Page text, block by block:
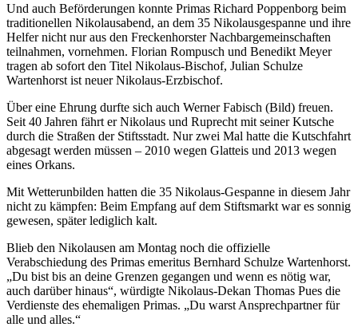
Und auch Beförderungen konnte Primas Richard Poppenborg beim
traditionellen Nikolausabend, an dem 35 Nikolausgespanne und ihre
Helfer nicht nur aus den Freckenhorster Nachbargemeinschaften
teilnahmen, vornehmen. Florian Rompusch und Benedikt Meyer
tragen ab sofort den Titel Nikolaus-Bischof, Julian Schulze
Wartenhorst ist neuer Nikolaus-Erzbischof.
Über eine Ehrung durfte sich auch Werner Fabisch (Bild) freuen.
Seit 40 Jahren fährt er Nikolaus und Ruprecht mit seiner Kutsche
durch die Straßen der Stiftsstadt. Nur zwei Mal hatte die Kutschfahrt
abgesagt werden müssen – 2010 wegen Glatteis und 2013 wegen
eines Orkans.
Mit Wetterunbilden hatten die 35 Nikolaus-Gespanne in diesem Jahr
nicht zu kämpfen: Beim Empfang auf dem Stiftsmarkt war es sonnig
gewesen, später lediglich kalt.
Blieb den Nikolausen am Montag noch die offizielle
Verabschiedung des Primas emeritus Bernhard Schulze Wartenhorst.
„Du bist bis an deine Grenzen gegangen und wenn es nötig war,
auch darüber hinaus“, würdigte Nikolaus-Dekan Thomas Pues die
Verdienste des ehemaligen Primas. „Du warst Ansprechpartner für
alle und alles.“